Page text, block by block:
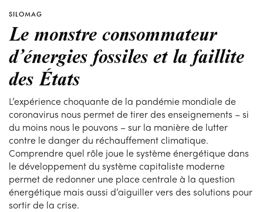
SILOMAG
Le monstre consommateur
d’énergies fossiles et la faillite
des États
L’expérience choquante de la pandémie mondiale de
coronavirus nous permet de tirer des enseignements – si
du moins nous le pouvons – sur la manière de lutter
contre le danger du réchauffement climatique.
Comprendre quel rôle joue le système énergétique dans
le développement du système capitaliste moderne
permet de redonner une place centrale à la question
énergétique mais aussi d’aiguiller vers des solutions pour
sortir de la crise.